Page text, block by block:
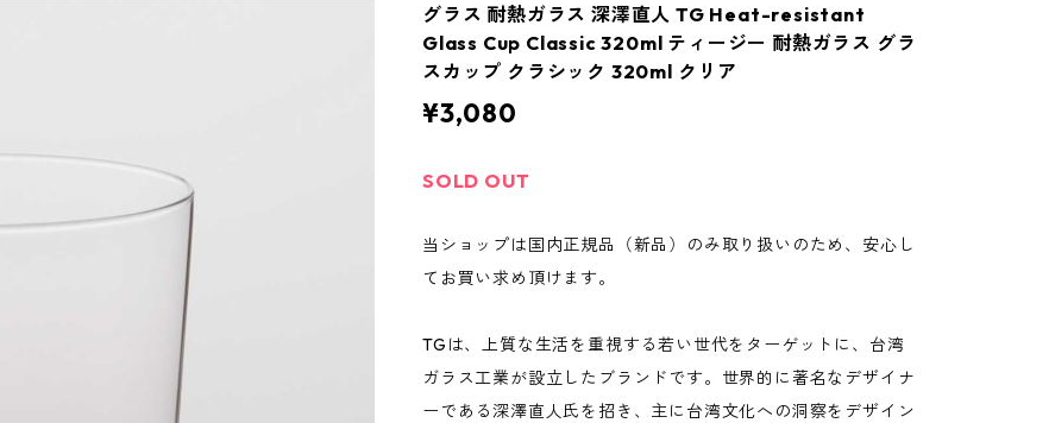
グラス 耐熱ガラス 深澤直人 TG Heat-resistant
Glass Cup Classic 320ml ティージー 耐熱ガラス グラ
スカップ クラシック 320ml クリア
¥3,080
SOLD OUT
当ショップは国内正規品（新品）のみ取り扱いのため、安心し
てお買い求め頂けます。
TGは、上質な生活を重視する若い世代をターゲットに、台湾
ガラス工業が設立したブランドです。世界的に著名なデザイナ
ーである深澤直人氏を招き、主に台湾文化への洞察をデザイン